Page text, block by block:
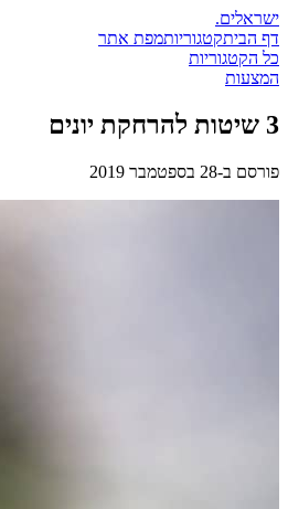
ישראלים.
דף הביתקטגוריותמפת אתר
כל הקטגוריות
המצעות
3 שיטות להרחקת יונים
פורסם ב-28 בספטמבר 2019